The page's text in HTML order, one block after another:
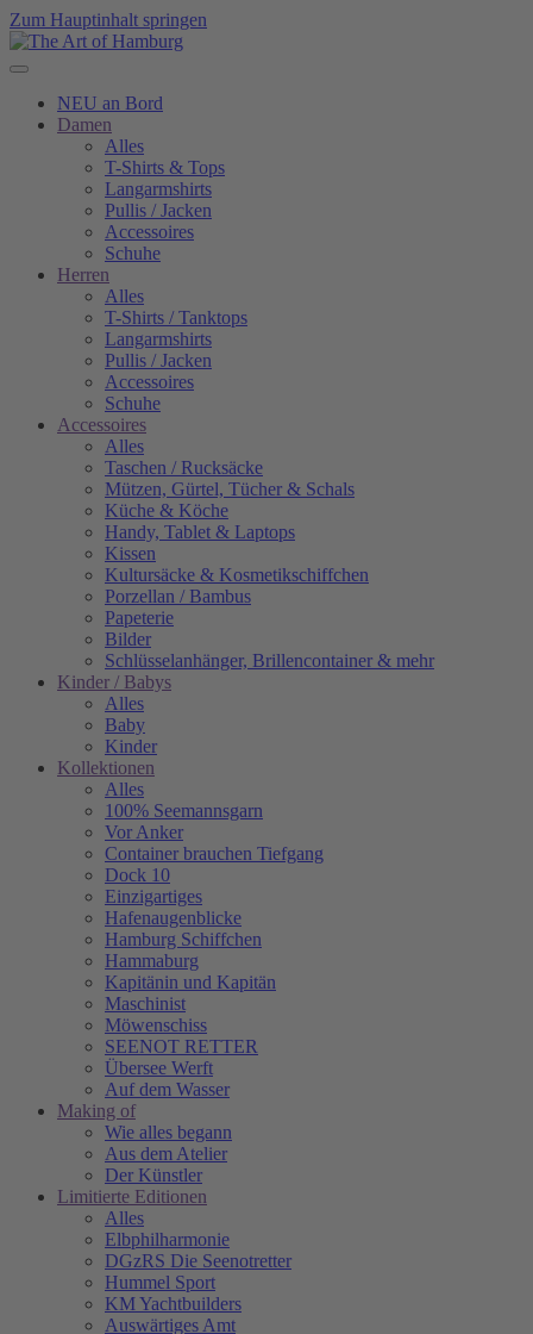
Zum Hauptinhalt springen
NEU an Bord
Damen
Alles
T-Shirts & Tops
Langarmshirts
Pullis / Jacken
Accessoires
Schuhe
Herren
Alles
T-Shirts / Tanktops
Langarmshirts
Pullis / Jacken
Accessoires
Schuhe
Accessoires
Alles
Taschen / Rucksäcke
Mützen, Gürtel, Tücher & Schals
Küche & Köche
Handy, Tablet & Laptops
Kissen
Kultursäcke & Kosmetikschiffchen
Porzellan / Bambus
Papeterie
Bilder
Schlüsselanhänger, Brillencontainer & mehr
Kinder / Babys
Alles
Baby
Kinder
Kollektionen
Alles
100% Seemannsgarn
Vor Anker
Container brauchen Tiefgang
Dock 10
Einzigartiges
Hafenaugen­blicke
Hamburg Schiffchen
Hammaburg
Kapitänin und Kapitän
Maschinist
Möwenschiss
SEENOT RETTER
Übersee Werft
Auf dem Wasser
Making of
Wie alles begann
Aus dem Atelier
Der Künstler
Limitierte Editionen
Alles
Elbphilharmonie
DGzRS Die Seenotretter
Hummel Sport
KM Yachtbuilders
Auswärtiges Amt